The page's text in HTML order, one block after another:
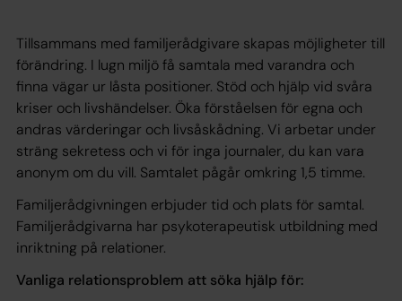
Tillsammans med familjerådgivare skapas möjligheter till
förändring. I lugn miljö få samtala med varandra och
finna vägar ur låsta positioner. Stöd och hjälp vid svåra
kriser och livshändelser. Öka förståelsen för egna och
andras värderingar och livsåskådning. Vi arbetar under
sträng sekretess och vi för inga journaler, du kan vara
anonym om du vill. Samtalet pågår omkring 1,5 timme.
Familjerådgivningen erbjuder tid och plats för samtal.
Familjerådgivarna har psykoterapeutisk utbildning med
inriktning på relationer.
Vanliga relationsproblem att söka hjälp för: